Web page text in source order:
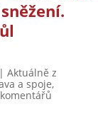
Aktuálně z
a spoje,